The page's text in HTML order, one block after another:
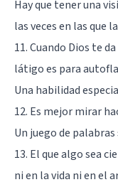
Hay que tener una
las veces en las que
11. Cuando Dios te
látigo es para
Una habilidad
12. Es mejor mirar
Un juego de
13. El que algo sea
ni en la vida ni en el